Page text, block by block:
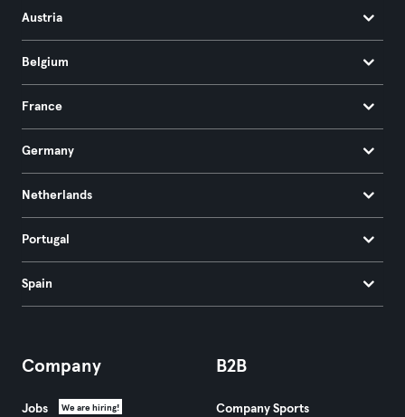
Austria
Belgium
France
Germany
Netherlands
Portugal
Spain
Company
Jobs We are hiring!
B2B
Company Sports